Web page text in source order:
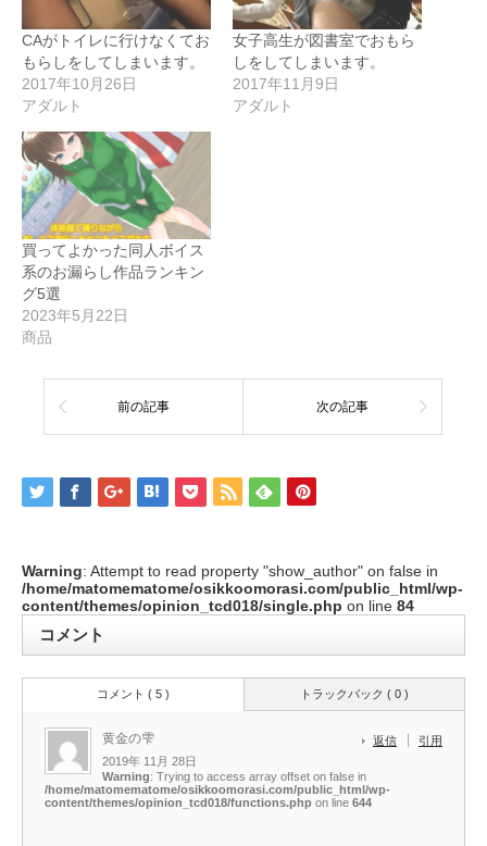
CAがトイレに行けなくてお
もらしをしてしまいます。
2017年10月26日
アダルト
女子高生が図書室でおもら
しをしてしまいます。
2017年11月9日
アダルト
買ってよかった同人ボイス
系のお漏らし作品ランキン
グ5選
2023年5月22日
商品
前の記事 次の記事
Warning: Attempt to read property "show_author" on false in
/home/matomematome/osikkoomorasi.com/public_html/wp-
content/themes/opinion_tcd018/single.php on line 84
コメント
トラックバック ( 0 )
コメント ( 5 )
黄金の雫
2019年 11月 28日
Warning: Trying to access array offset on false in
/home/matomematome/osikkoomorasi.com/public_html/wp-
content/themes/opinion_tcd018/functions.php on line 644
返信 引用